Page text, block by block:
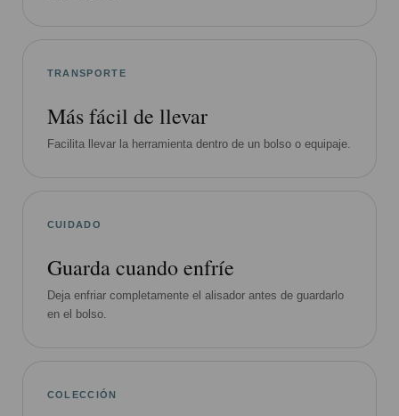
TRANSPORTE
Más fácil de llevar
Facilita llevar la herramienta dentro de un bolso o equipaje.
CUIDADO
Guarda cuando enfríe
Deja enfriar completamente el alisador antes de guardarlo
en el bolso.
COLECCIÓN